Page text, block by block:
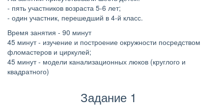
- пять участников возраста 5-6 лет;
- один участник, перешедший в 4-й класс.
Время занятия - 90 минут
45 минут - изучение и построение окружности посредством
фломастеров и циркулей;
45 минут - модели канализационных люков (круглого и
квадратного)
Задание 1